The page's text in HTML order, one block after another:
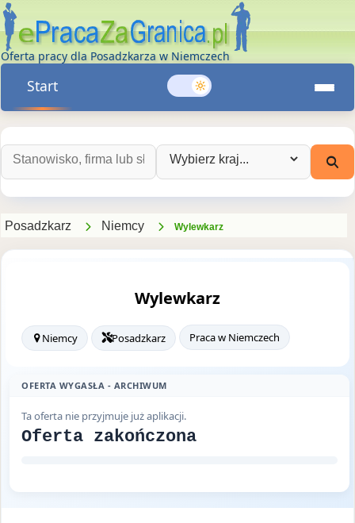
Oferta pracy dla Posadzkarza w Niemczech
Start
Szukaj ofert pracy: Wybierz kraj:
Posadzkarz Niemcy Wylewkarz
Wylewkarz
Niemcy Posadzkarz Praca w Niemczech
OFERTA WYGASŁA - ARCHIWUM
Ta oferta nie przyjmuje już aplikacji.
Oferta zakończona